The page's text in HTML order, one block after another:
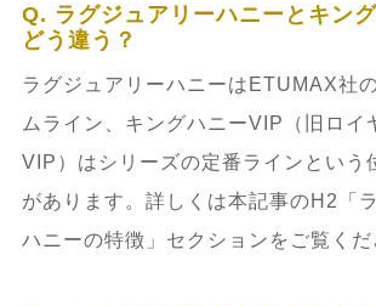
Q. ラグジュアリーハニーとキン
どう違う？
ラグジュアリーハニーはETUMAX社
ムライン、キングハニーVIP（旧ロイ
VIP）はシリーズの定番ラインという
があります。詳しくは本記事のH2「
ハニーの特徴」セクションをご覧くだ